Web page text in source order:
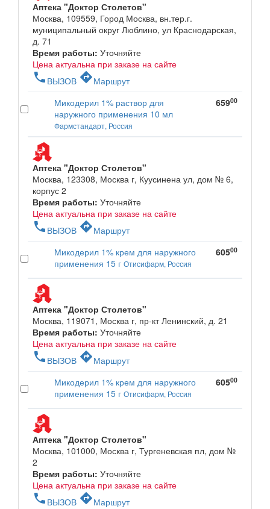
Аптека "Доктор Столетов"
Москва, 109559, Город Москва, вн.тер.г.
муниципальный округ Люблино, ул Краснодарская,
д. 71
Время работы: Уточняйте
Цена актуальна при заказе на сайте
phone ВЫЗОВ directionsМаршрут
Микодерил 1% раствор для
наружного применения 10 мл
Фармстандарт, Россия
65900
Аптека "Доктор Столетов"
Москва, 123308, Москва г, Куусинена ул, дом № 6,
корпус 2
Время работы: Уточняйте
Цена актуальна при заказе на сайте
phone ВЫЗОВ directionsМаршрут
Микодерил 1% крем для наружного
применения 15 г Отисифарм, Россия
60500
Аптека "Доктор Столетов"
Москва, 119071, Москва г, пр-кт Ленинский, д. 21
Время работы: Уточняйте
Цена актуальна при заказе на сайте
phone ВЫЗОВ directionsМаршрут
Микодерил 1% крем для наружного
применения 15 г Отисифарм, Россия
60500
Аптека "Доктор Столетов"
Москва, 101000, Москва г, Тургеневская пл, дом №
2
Время работы: Уточняйте
Цена актуальна при заказе на сайте
phone ВЫЗОВ directionsМаршрут